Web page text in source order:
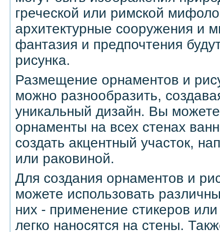
греческой или римской
архитектурные сооружения и
фантазия и предпочтения
рисунка.
Размещение орнаментов и
можно разнообразить,
уникальный дизайн. Вы
орнаменты на всех стенах
создать акцентный участок,
или раковиной.
Для создания орнаментов и
можете использовать
них - применение стикеров
легко наносятся на стены.